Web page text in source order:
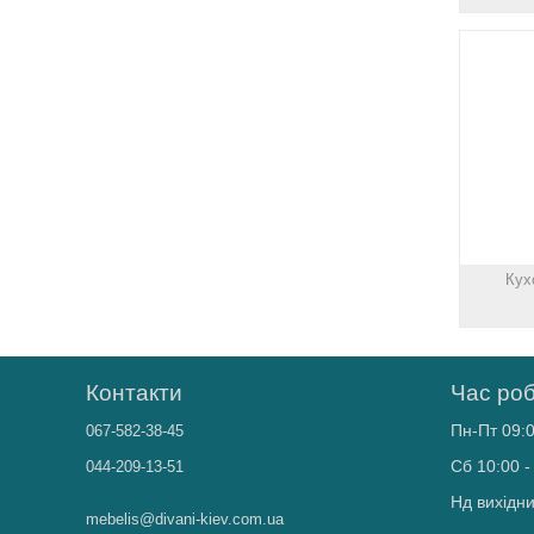
Контакти
067-582-38-45
044-209-13-51
mebelis@divani-kiev.com.ua
Час
Пн-Пт
Сб 10:00 -
Нд